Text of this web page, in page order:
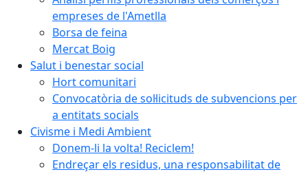
empreses de l'Ametlla
Borsa de feina
Mercat Boig
Salut i benestar social
Hort comunitari
Convocatòria de sol·licituds de subvencions per
a entitats socials
Civisme i Medi Ambient
Donem-li la volta! Reciclem!
Endreçar els residus, una responsabilitat de